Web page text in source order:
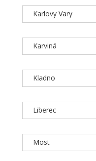
Karlovy Vary
Karviná
Kladno
Liberec
Most